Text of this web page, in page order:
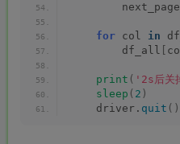
for col in
        df_all
print ( '2s后关
sleep ( 2 )
    driver.
quit ()